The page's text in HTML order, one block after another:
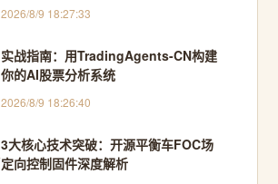
2026/8/9 18:27:33
实战指南：用TradingAgents-CN构建
你的AI股票分析系统
2026/8/9 18:26:40
3大核心技术突破：开源平衡车FOC场
定向控制固件深度解析